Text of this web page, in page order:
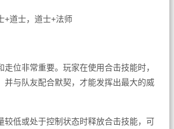
+道士，道士+法师
位非常重要。玩家在使用合击技能时，
并与队友配合默契，才能发挥出最大的威
较低或处于控制状态时释放合击技能，可